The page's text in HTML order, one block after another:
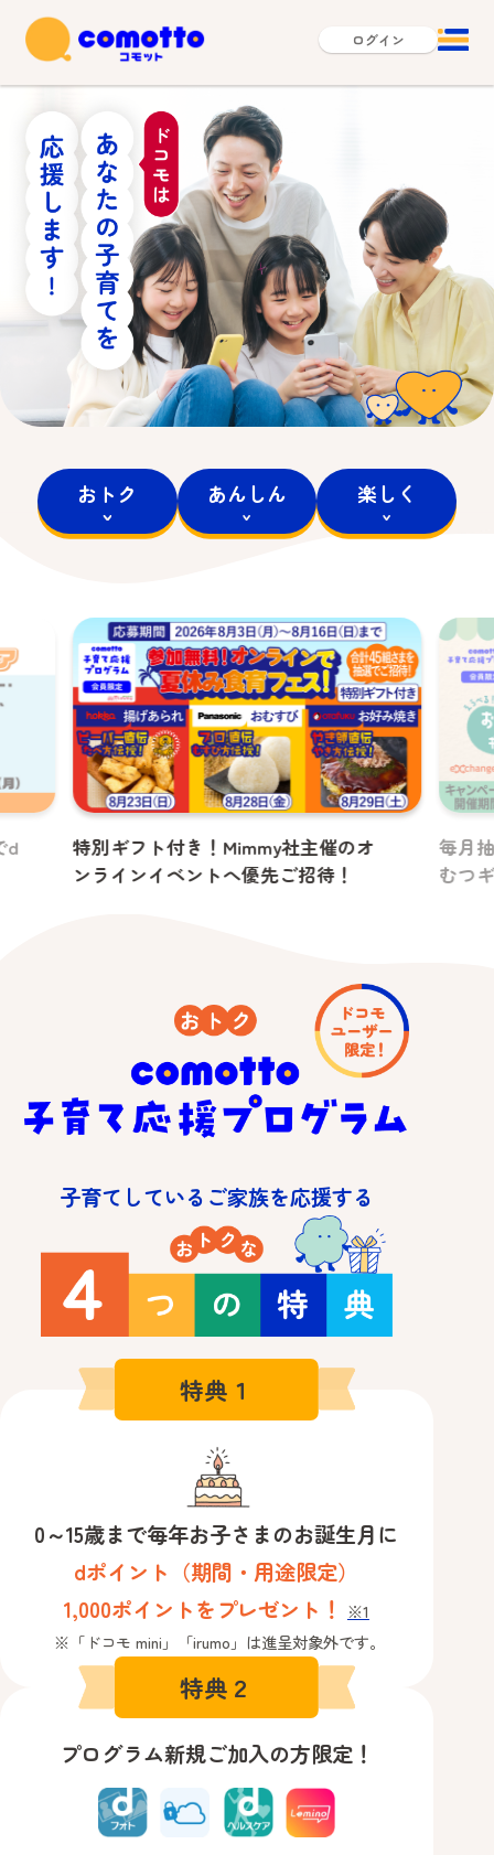
ログイン
おトク あんしん 楽しく
Mimmy社主催のオ
へ優先ご招待！
毎月抽選で10名さまに「えら
むつギフト」カードをプレゼ
子育てしているご家族を応援する
特典１
0～15歳まで毎年お子さまのお誕生月に
dポイント（期間・用途限定）
1,000ポイントをプレゼント！
※1
「ドコモ mini」「irumo」は進呈対象外です。
特典２
プログラム新規ご加入の方限定！